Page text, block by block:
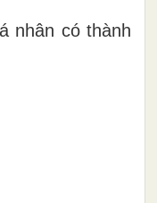
nhân có thành